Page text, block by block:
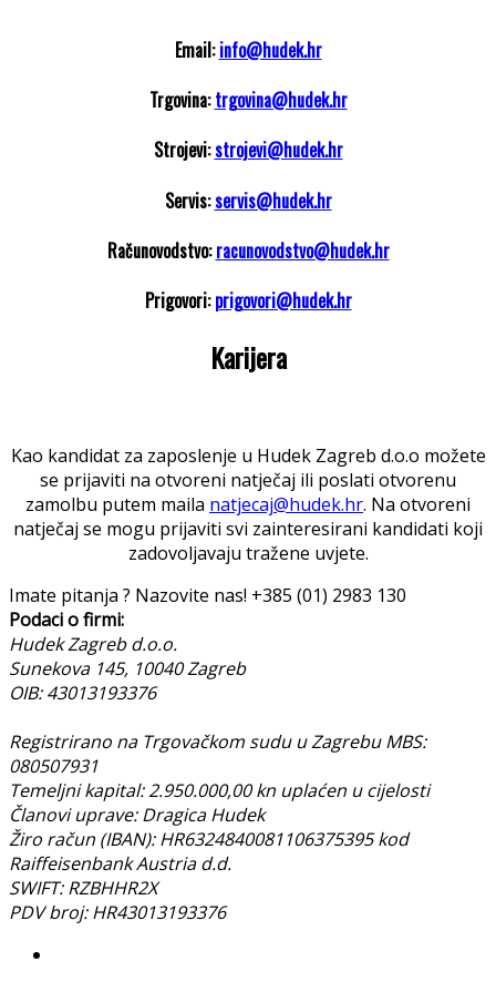
Email: info@hudek.hr
Trgovina: trgovina@hudek.hr
Strojevi: strojevi@hudek.hr
Servis: servis@hudek.hr
Računovodstvo: racunovodstvo@hudek.hr
Prigovori: prigovori@hudek.hr
Karijera
Kao kandidat za zaposlenje u Hudek Zagreb d.o.o možete
se prijaviti na otvoreni natječaj ili poslati otvorenu
zamolbu putem maila natjecaj@hudek.hr. Na otvoreni
natječaj se mogu prijaviti svi zainteresirani kandidati koji
zadovoljavaju tražene uvjete.
Imate pitanja ? Nazovite nas! +385 (01) 2983 130
Podaci o firmi:
Hudek Zagreb d.o.o.
Sunekova 145, 10040 Zagreb
OIB: 43013193376
Registrirano na Trgovačkom sudu u Zagrebu MBS:
080507931
Temeljni kapital: 2.950.000,00 kn uplaćen u cijelosti
Članovi uprave: Dragica Hudek
Žiro račun (IBAN): HR6324840081106375395 kod
Raiffeisenbank Austria d.d.
SWIFT: RZBHHR2X
PDV broj: HR43013193376